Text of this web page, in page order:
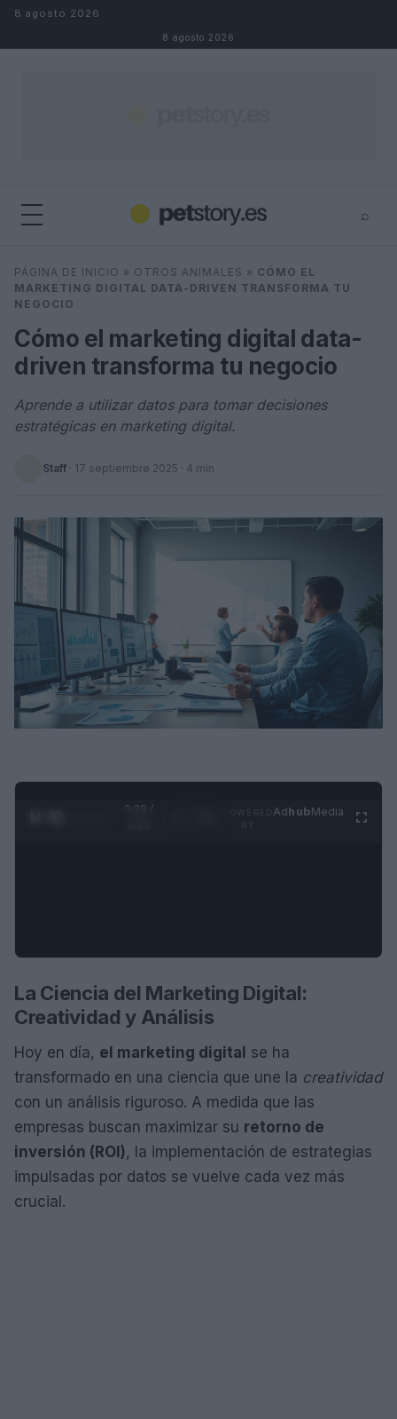
Saltar al contenido
8 agosto 2026
8 agosto 2026
⌕
Buscar
PÁGINA DE INICIO » OTROS ANIMALES » CÓMO EL
MARKETING DIGITAL DATA-DRIVEN TRANSFORMA TU
NEGOCIO
Cómo el marketing digital data-
driven transforma tu negocio
Aprende a utilizar datos para tomar decisiones
estratégicas en marketing digital.
Staff · 17 septiembre 2025 · 4 min
0:29 /
AdhubMedia
La Ciencia del Marketing Digital:
Creatividad y Análisis
Hoy en día, el marketing digital se ha
transformado en una ciencia que une la creatividad
con un análisis riguroso. A medida que las
empresas buscan maximizar su retorno de
inversión (ROI), la implementación de estrategias
impulsadas por datos se vuelve cada vez más
crucial.